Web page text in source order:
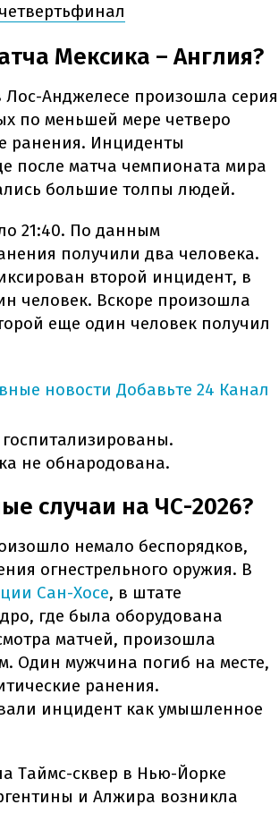
Мексика – Англия?
Лос-Анджелесе произошла серия
по меньшей мере четверо
ранения. Инциденты
после матча чемпионата мира
большие толпы людей.
21:40. По данным
получили два человека.
второй инцидент, в
человек. Вскоре произошла
еще один человек получил
новости Добавьте 24 Канал
не обнародована.
случаи на ЧС-2026?
немало беспорядков,
огнестрельного оружия. В
Сан-Хосе, в штате
где была оборудована
матчей, произошла
Один мужчина погиб на месте,
ранения.
инцидент как умышленное
Таймс-сквер в Нью-Йорке
и Алжира возникла